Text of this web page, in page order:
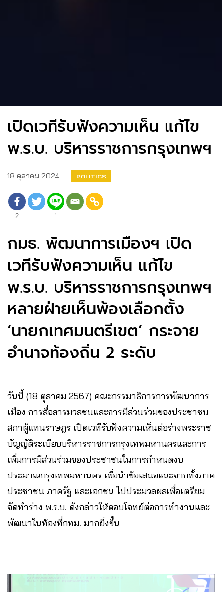
เปิดเวทีรับฟังความเห็น แก้ไข
พ.ร.บ. บริหารราชการกรุงเทพฯ
18 ตุลาคม 2024 POLITICS
2 1
กมธ. พัฒนาการเมืองฯ เปิด
เวทีรับฟังความเห็น แก้ไข
พ.ร.บ. บริหารราชการกรุงเทพฯ
หลายฝ่ายเห็นพ้องเลือกตั้ง
‘นายกเทศมนตรีเขต’ กระจาย
อำนาจท้องถิ่น 2 ระดับ
วันนี้ (18 ตุลาคม 2567) คณะกรรมาธิการการพัฒนาการ
เมือง การสื่อสารมวลชนและการมีส่วนร่วมของประชาชน
สภาผู้แทนราษฎร เปิดเวทีรับฟังความเห็นต่อร่างพระราช
บัญญัติระเบียบบริหารราชการกรุงเทพมหานครและการ
เพิ่มการมีส่วนร่วมของประชาชนในการกำหนดงบ
ประมาณกรุงเทพมหานคร เพื่อนำข้อเสนอแนะจากทั้งภาค
ประชาชน ภาครัฐ และเอกชน ไปประมวลผลเพื่อเตรียม
จัดทำร่าง พ.ร.บ. ดังกล่าวให้ตอบโจทย์ต่อการทำงานและ
พัฒนาในท้องที่กทม. มากยิ่งขึ้น